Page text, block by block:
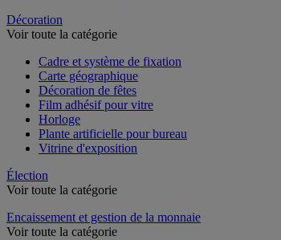
Décoration
Voir toute la catégorie
Cadre et système de fixation
Carte géographique
Décoration de fêtes
Film adhésif pour vitre
Horloge
Plante artificielle pour bureau
Vitrine d'exposition
Élection
Voir toute la catégorie
Encaissement et gestion de la monnaie
Voir toute la catégorie